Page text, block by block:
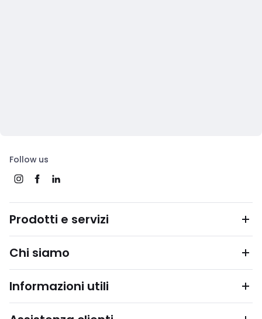
Follow us
Prodotti e servizi
Chi siamo
Informazioni utili